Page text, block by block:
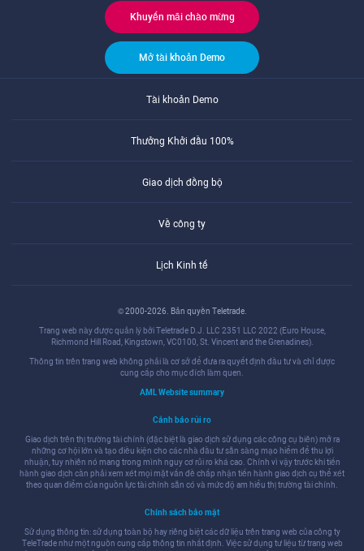
Khuyến mãi chào mừng
Mở tài khoản Demo
Tài khoản Demo
Thưởng Khởi đầu 100%
Giao dịch đồng bộ
Về công ty
Lịch Kinh tế
© 2000-2026. Bản quyền Teletrade.
Trang web này được quản lý bởi Teletrade D.J. LLC 2351 LLC 2022 (Euro House,
Richmond Hill Road, Kingstown, VC0100, St. Vincent and the Grenadines).
Thông tin trên trang web không phải là cơ sở để đưa ra quyết định đầu tư và chỉ được
cung cấp cho mục đích làm quen.
AML Website summary
Cảnh báo rủi ro
Giao dịch trên thị trường tài chính (đặc biệt là giao dịch sử dụng các công cụ biên) mở ra
những cơ hội lớn và tạo điều kiện cho các nhà đầu tư sẵn sàng mạo hiểm để thu lợi
nhuận, tuy nhiên nó mang trong mình nguy cơ rủi ro khá cao. Chính vì vậy trước khi tiến
hành giao dịch cần phải xem xét mọi mặt vấn đề chấp nhận tiến hành giao dịch cụ thể xét
theo quan điểm của nguồn lực tài chính sẵn có và mức độ am hiểu thị trường tài chính.
Chính sách bảo mật
Sử dụng thông tin: sử dụng toàn bộ hay riêng biệt các dữ liệu trên trang web của công ty
TeleTrade như một nguồn cung cấp thông tin nhất định. Việc sử dụng tư liệu từ trang web